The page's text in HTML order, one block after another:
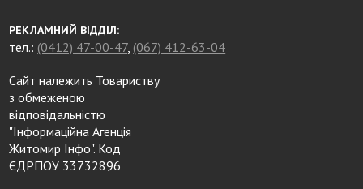
РЕКЛАМНИЙ ВІДДІЛ:
тел.: (0412) 47-00-47, (067) 412-63-04
Сайт належить Товариству
з обмеженою
відповідальністю
"Інформаційна Агенція
Житомир Інфо". Код
ЄДРПОУ 33732896